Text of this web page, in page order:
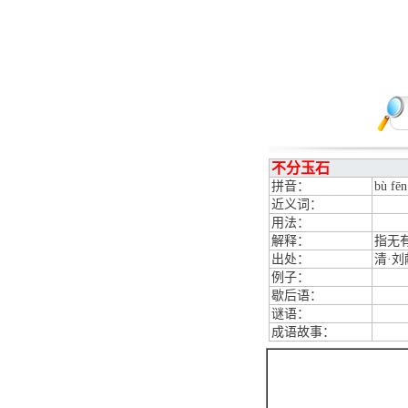
不分玉石
拼音：
bù
近义词：
用法：
解释：
指无
出处：
清·
例子：
歇后语：
谜语：
成语故事：